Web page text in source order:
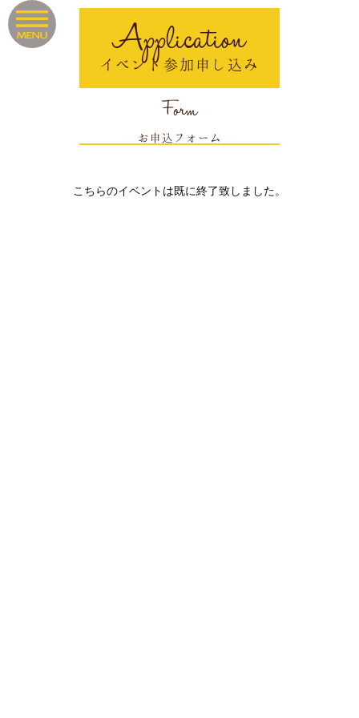
Application
イベント参加申し込み
Form
お申込フォーム
こちらのイベントは既に終了致しました。